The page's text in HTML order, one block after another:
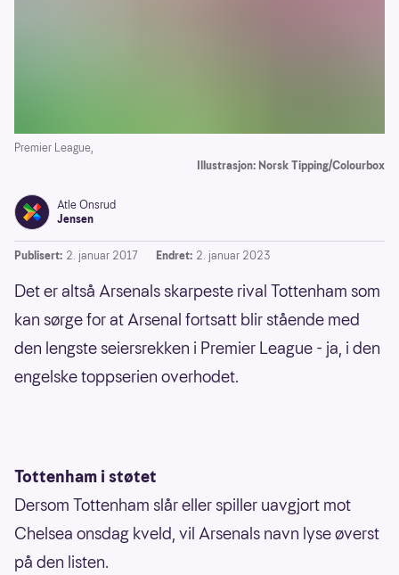
Premier League,
Illustrasjon: Norsk Tipping/Colourbox
Atle Onsrud
Jensen
Publisert: 2. januar 2017 Endret: 2. januar 2023
Det er altså Arsenals skarpeste rival Tottenham som
kan sørge for at Arsenal fortsatt blir stående med
den lengste seiersrekken i Premier League - ja, i den
engelske toppserien overhodet.
Tottenham i støtet
Dersom Tottenham slår eller spiller uavgjort mot
Chelsea onsdag kveld, vil Arsenals navn lyse øverst
på den listen.